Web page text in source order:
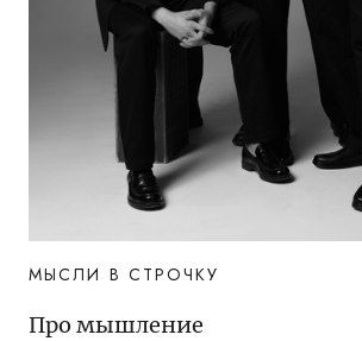
МЫСЛИ В СТРОЧКУ
Про мышление